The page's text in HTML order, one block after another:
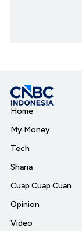
Home
My Money
Tech
Sharia
Cuap Cuap Cuan
Opinion
Video